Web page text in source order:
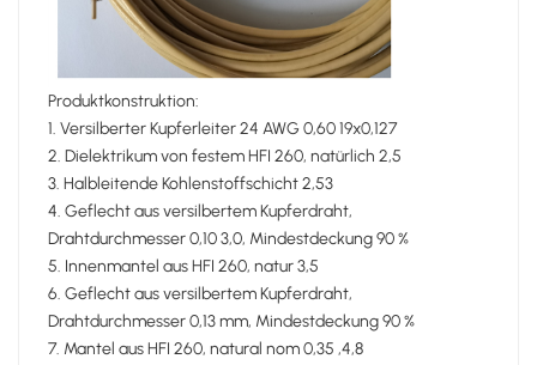
Produktkonstruktion:
1. Versilberter Kupferleiter 24 AWG 0,60 19x0,127
2. Dielektrikum von festem HFI 260, natürlich 2,5
3. Halbleitende Kohlenstoffschicht 2,53
4. Geflecht aus versilbertem Kupferdraht,
Drahtdurchmesser 0,10 3,0, Mindestdeckung 90 %
5. Innenmantel aus HFI 260, natur 3,5
6. Geflecht aus versilbertem Kupferdraht,
Drahtdurchmesser 0,13 mm, Mindestdeckung 90 %
7. Mantel aus HFI 260, natural nom 0,35 ,4,8